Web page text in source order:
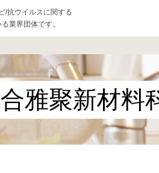
/抗ウイルスに関する
業界団体です。
合雅聚新材